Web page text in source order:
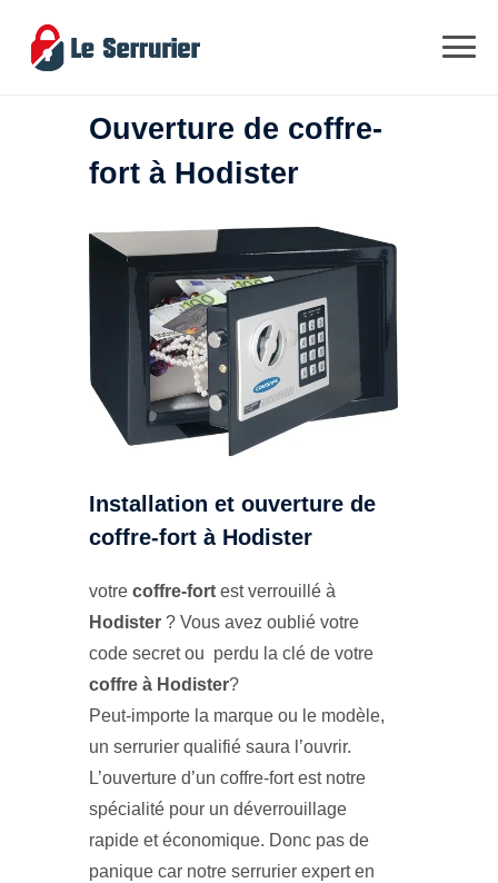
Ouverture de coffre-
fort à Hodister
Installation et ouverture de
coffre-fort à Hodister
votre coffre-fort est verrouillé à
Hodister ? Vous avez oublié votre
code secret ou perdu la clé de votre
coffre à Hodister?
Peut-importe la marque ou le modèle,
un serrurier qualifié saura l’ouvrir.
L’ouverture d’un coffre-fort est notre
spécialité pour un déverrouillage
rapide et économique. Donc pas de
panique car notre serrurier expert en